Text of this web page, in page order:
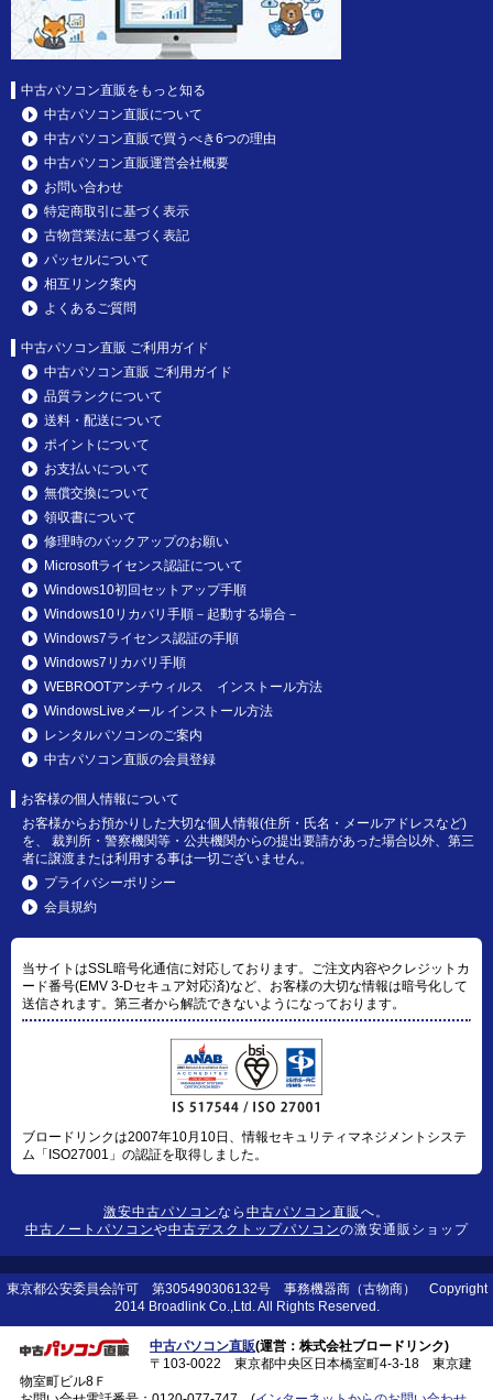
中古パソコン直販をもっと知る
中古パソコン直販について
中古パソコン直販で買うべき6つの理由
中古パソコン直販運営会社概要
お問い合わせ
特定商取引に基づく表示
古物営業法に基づく表記
パッセルについて
相互リンク案内
よくあるご質問
中古パソコン直販 ご利用ガイド
中古パソコン直販 ご利用ガイド
品質ランクについて
送料・配送について
ポイントについて
お支払いについて
無償交換について
領収書について
修理時のバックアップのお願い
Microsoftライセンス認証について
Windows10初回セットアップ手順
Windows10リカバリ手順－起動する場合－
Windows7ライセンス認証の手順
Windows7リカバリ手順
WEBROOTアンチウィルス インストール方法
WindowsLiveメール インストール方法
レンタルパソコンのご案内
中古パソコン直販の会員登録
お客様の個人情報について
お客様からお預かりした大切な個人情報(住所・氏名・メールアドレスなど)
を、 裁判所・警察機関等・公共機関からの提出要請があった場合以外、第三
者に譲渡または利用する事は一切ございません。
プライバシーポリシー
会員規約
当サイトはSSL暗号化通信に対応しております。ご注文内容やクレジットカ
ード番号(EMV 3-Dセキュア対応済)など、お客様の大切な情報は暗号化して
送信されます。第三者から解読できないようになっております。
ブロードリンクは2007年10月10日、情報セキュリティマネジメントシステ
ム「ISO27001」の認証を取得しました。
激安中古パソコンなら 中古パソコン直販へ。
中古ノートパソコンや中古デスクトップパソコンの激安通販ショップ
東京都公安委員会許可 第305490306132号 事務機器商（古物商） Copyright
2014 Broadlink Co.,Ltd. All Rights Reserved.
中古パソコン直販(運営：株式会社ブロードリンク)
〒103-0022 東京都中央区日本橋室町4-3-18 東京建
物室町ビル8Ｆ